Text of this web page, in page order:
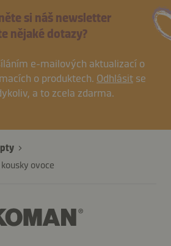
si náš newsletter
nějaké dotazy?
e-mailových aktualizací o
o produktech. Odhlásit se
a to zcela zdarma.
ovoce